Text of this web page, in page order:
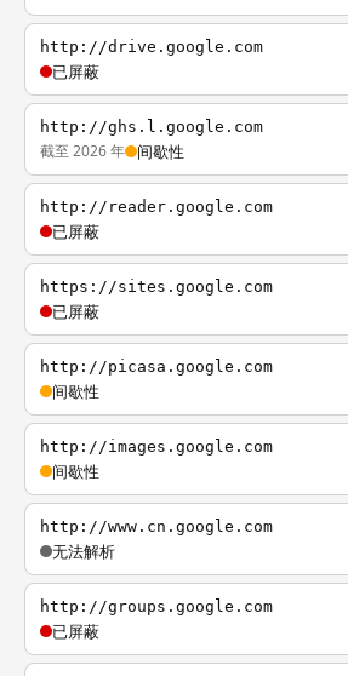
http://drive.google.com
已屏蔽
http://ghs.l.google.com
截至 2026 年 间歇性
http://reader.google.com
已屏蔽
https://sites.google.com
已屏蔽
http://picasa.google.com
间歇性
http://images.google.com
间歇性
http://www.cn.google.com
无法解析
http://groups.google.com
已屏蔽